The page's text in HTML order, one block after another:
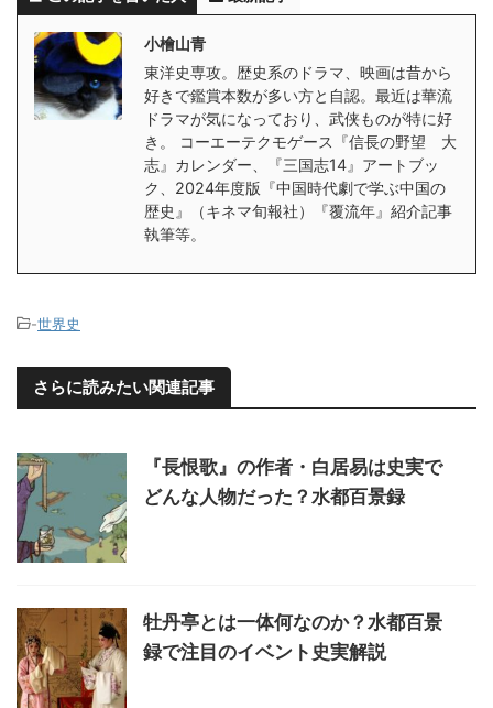
小檜山青
東洋史専攻。歴史系のドラマ、映画は昔から
好きで鑑賞本数が多い方と自認。最近は華流
ドラマが気になっており、武侠ものが特に好
き。 コーエーテクモゲース『信長の野望 大
志』カレンダー、『三国志14』アートブッ
ク、2024年度版『中国時代劇で学ぶ中国の
歴史』（キネマ旬報社）『覆流年』紹介記事
執筆等。
-世界史
さらに読みたい関連記事
『長恨歌』の作者・白居易は史実で
どんな人物だった？水都百景録
牡丹亭とは一体何なのか？水都百景
録で注目のイベント史実解説